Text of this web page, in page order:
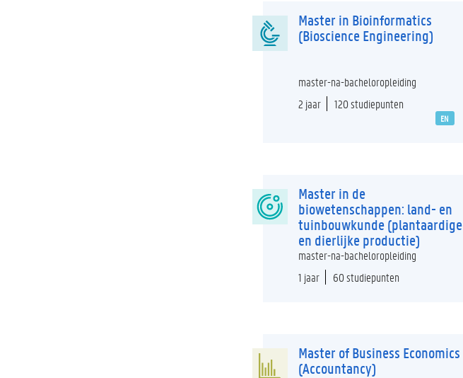
Master in Bioinformatics
(Bioscience Engineering)
master-na-bacheloropleiding
2 jaar
120 studiepunten
EN
Master in de
biowetenschappen: land- en
tuinbouwkunde (plantaardige
en dierlijke productie)
master-na-bacheloropleiding
1 jaar
60 studiepunten
Master of Business Economics
(Accountancy)